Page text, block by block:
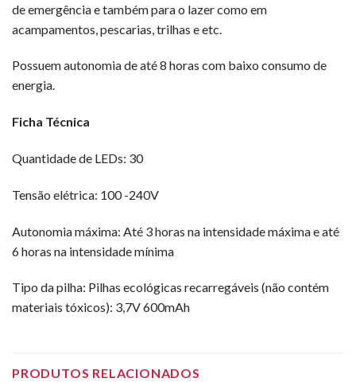
de emergência e também para o lazer como em
acampamentos, pescarias, trilhas e etc.
Possuem autonomia de até 8 horas com baixo consumo de
energia.
Ficha Técnica
Quantidade de LEDs: 30
Tensão elétrica: 100 -240V
Autonomia máxima: Até 3 horas na intensidade máxima e até
6 horas na intensidade mínima
Tipo da pilha: Pilhas ecológicas recarregáveis (não contém
materiais tóxicos): 3,7V 600mAh
PRODUTOS RELACIONADOS